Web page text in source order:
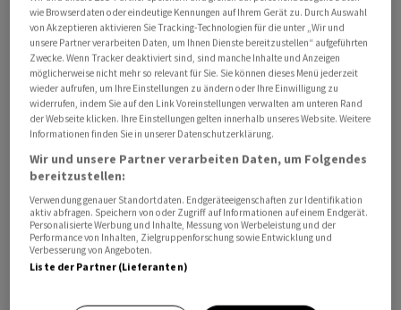
verbesserte Erlöserwartungen aus der Verarbeitung von
Recyclingmaterialien sowie höhere erwartete
Schwefelsäureerlöse in der zweiten Jahreshälfte als
Grund für die höheren Ziele. Die Aktie markierte einen
weiteren Rekord.
Im ersten Halbjahr ging das operative
Vorsteuerergebnis auf Basis vorläufiger Zahlen leicht
von 229 auf 226 Millionen Euro zurück. Das lag im
Rahmen der Erwartungen am Markt. Nach dem
Rechnungslegungsstandard IFRS verdoppelte sich der
Vorsteuergewinn nahezu auf fast 1,07 Milliarden
wie Browserdaten oder eindeutige Kennungen auf Ihrem Gerät zu. Durch Auswahl
von Akzeptieren aktivieren Sie Tracking-Technologien für die unter „Wir und
unsere Partner verarbeiten Daten, um Ihnen Dienste bereitzustellen“ aufgeführten
Zwecke. Wenn Tracker deaktiviert sind, sind manche Inhalte und Anzeigen
möglicherweise nicht mehr so relevant für Sie. Sie können dieses Menü jederzeit
wieder aufrufen, um Ihre Einstellungen zu ändern oder Ihre Einwilligung zu
widerrufen, indem Sie auf den Link Voreinstellungen verwalten am unteren Rand
der Webseite klicken. Ihre Einstellungen gelten innerhalb unseres Website. Weitere
Informationen finden Sie in unserer Datenschutzerklärung.
Wir und unsere Partner verarbeiten Daten, um Folgendes
bereitzustellen:
Verwendung genauer Standortdaten. Endgeräteeigenschaften zur Identifikation
aktiv abfragen. Speichern von oder Zugriff auf Informationen auf einem Endgerät.
Personalisierte Werbung und Inhalte, Messung von Werbeleistung und der
Performance von Inhalten, Zielgruppenforschung sowie Entwicklung und
Verbesserung von Angeboten.
Liste der Partner (Lieferanten)